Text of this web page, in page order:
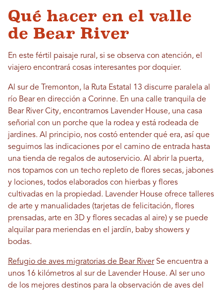
Qué hacer en el valle
de Bear River
En este fértil paisaje rural, si se observa con atención, el
viajero encontrará cosas interesantes por doquier.
Al sur de Tremonton, la Ruta Estatal 13 discurre paralela al
río Bear en dirección a Corinne. En una calle tranquila de
Bear River City, encontramos Lavender House, una casa
señorial con un porche que la rodea y está rodeada de
jardines. Al principio, nos costó entender qué era, así que
seguimos las indicaciones por el camino de entrada hasta
una tienda de regalos de autoservicio. Al abrir la puerta,
nos topamos con un techo repleto de flores secas, jabones
y lociones, todos elaborados con hierbas y flores
cultivadas en la propiedad. Lavender House ofrece talleres
de arte y manualidades (tarjetas de felicitación, flores
prensadas, arte en 3D y flores secadas al aire) y se puede
alquilar para meriendas en el jardín, baby showers y
bodas.
Refugio de aves migratorias de Bear RiverSe encuentra a
unos 16 kilómetros al sur de Lavender House. Al ser uno
de los mejores destinos para la observación de aves del